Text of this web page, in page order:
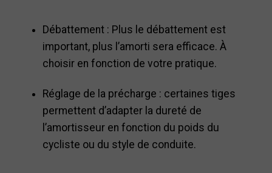
Débattement : Plus le débattement est
important, plus l’amorti sera efficace. À
choisir en fonction de votre pratique.
Réglage de la précharge : certaines tiges
permettent d’adapter la dureté de
l’amortisseur en fonction du poids du
cycliste ou du style de conduite.